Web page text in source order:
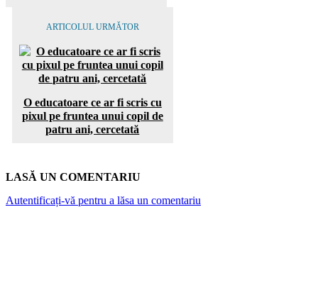
ARTICOLUL URMĂTOR
O educatoare ce ar fi scris cu
pixul pe fruntea unui copil de
patru ani, cercetată
LASĂ UN COMENTARIU
Autentificați-vă pentru a lăsa un comentariu